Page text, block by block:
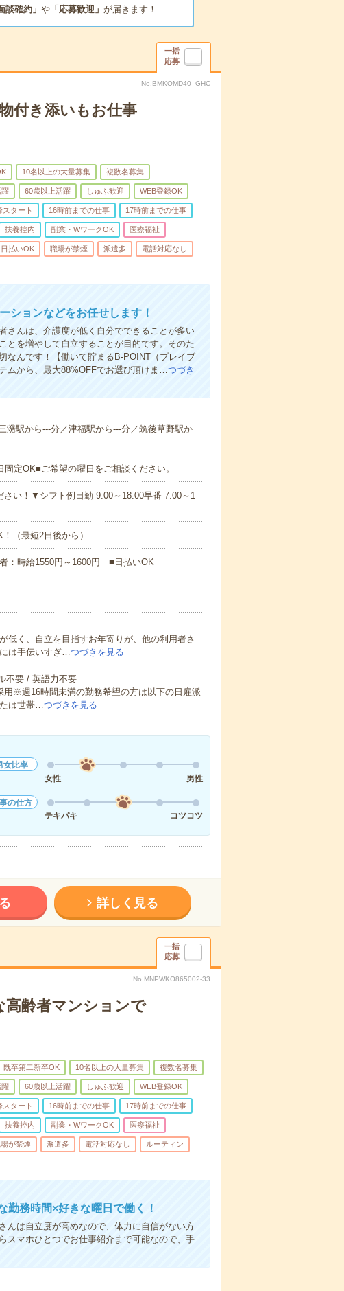
談確約」 や「応募歓迎」 が届きます！
一括
応募
No.BMKOMD40_GHC
付き添いもお仕事
10名以上の大量募集 複数名募集
60歳以上活躍 しゅふ歓迎 WEB登録OK
タート 16時前までの仕事 17時前までの仕事
扶養控内 副業・WワークOK 医療福祉
日払いOK 職場が禁煙 派遣多 電話対応なし
ションなどをお任せします！
さんは、介護度が低く自分でできることが多い
とを増やして自立することが目的です。そのた
なんです！【働いて貯まるB-POINT（ブレイブ
ムから、最大88%OFFでお選び頂けま…つづき
潴駅から---分／津福駅から---分／筑後草野駅か
定OK■ご希望の曜日をご相談ください。
さい！▼シフト例日勤 9:00～18:00早番 7:00～1
（最短2日後から）
：時給1550円～1600円 ■日払いOK
低く、自立を目指すお年寄りが、他の利用者さ
は手伝いすぎ…つづきを見る
不要 / 英語力不要
※週16時間未満の勤務希望の方は以下の日雇派
は世帯…つづきを見る
女比率
女性
男性
の仕方
テキパキ
コツコツ
詳しく見る
一括
応募
No.MNPWKO865002-33
高齢者マンションで
既卒第二新卒OK 10名以上の大量募集 複数名募集
60歳以上活躍 しゅふ歓迎 WEB登録OK
タート 16時前までの仕事 17時前までの仕事
扶養控内 副業・WワークOK 医療福祉
が禁煙 派遣多 電話対応なし ルーティン
勤務時間×好きな曜日で働く！
んは自立度が高めなので、体力に自信がない方
スマホひとつでお仕事紹介まで可能なので、手